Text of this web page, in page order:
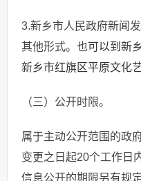
3.新乡市人民政府新闻
其他形式。也可以到新
新乡市红旗区平原文化
（三）公开时限。
属于主动公开范围的政
变更之日起20个工作日
信息公开的期限另有规